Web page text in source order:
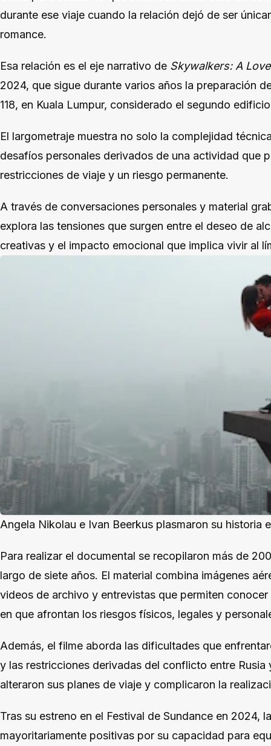
durante ese viaje cuando la relación dejó de ser
romance.
Esa relación es el eje narrativo de Skywalkers: A
2024, que sigue durante varios años la preparación
118, en Kuala Lumpur, considerado el segundo
El largometraje muestra no solo la complejidad
desafíos personales derivados de una actividad que
restricciones de viaje y un riesgo permanente.
A través de conversaciones personales y material
explora las tensiones que surgen entre el deseo de
creativas y el impacto emocional que implica vivir al
Angela Nikolau e Ivan Beerkus plasmaron su historia
Para realizar el documental se recopilaron más de
largo de siete años. El material combina imágenes
videos de archivo y entrevistas que permiten
en que afrontan los riesgos físicos, legales y
Además, el filme aborda las dificultades que
y las restricciones derivadas del conflicto entre Rusia
alteraron sus planes de viaje y complicaron la
Tras su estreno en el Festival de Sundance en 2024,
mayoritariamente positivas por su capacidad para